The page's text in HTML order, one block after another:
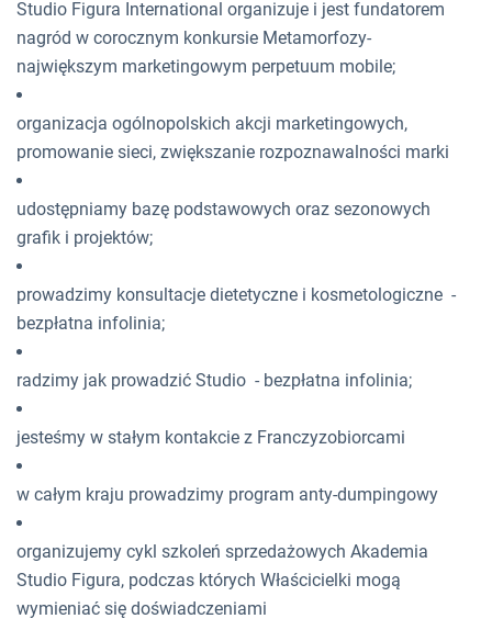
Studio Figura International organizuje i jest fundatorem
nagród w corocznym konkursie Metamorfozy-
największym marketingowym perpetuum mobile;
organizacja ogólnopolskich akcji marketingowych,
promowanie sieci, zwiększanie rozpoznawalności marki
udostępniamy bazę podstawowych oraz sezonowych
grafik i projektów;
prowadzimy konsultacje dietetyczne i kosmetologiczne -
bezpłatna infolinia;
radzimy jak prowadzić Studio - bezpłatna infolinia;
jesteśmy w stałym kontakcie z Franczyzobiorcami
w całym kraju prowadzimy program anty-dumpingowy
organizujemy cykl szkoleń sprzedażowych Akademia
Studio Figura, podczas których Właścicielki mogą
wymieniać się doświadczeniami